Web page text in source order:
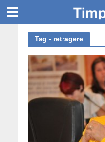
Tag - retragere